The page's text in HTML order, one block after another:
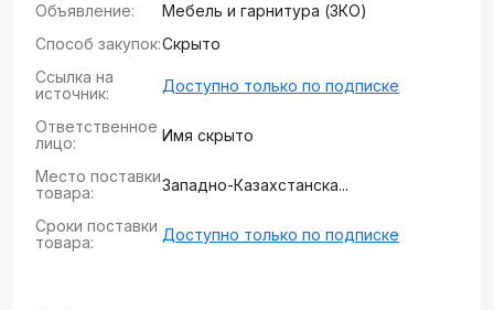
Объявление:
Мебель и гарнитура (ЗКО)
Способ закупок:Скрыто
Ссылка на
источник:
Доступно только по подписке
Ответственное
лицо:
Имя скрыто
Место поставки
товара:
Западно-Казахстанска...
Сроки поставки
товара:
Доступно только по подписке